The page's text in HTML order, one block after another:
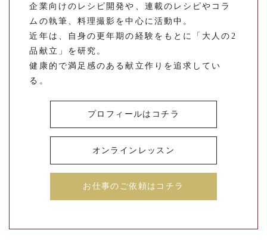
企業向けのレシピ開発や、連載のレシピやコラ
ムの執筆、料理撮影を中心に活動中。
近年は、自身の更年期の経験をもとに「大人の2
品献立」を研究。
健康的で満足感のある献立作りを追求してい
る。
プロフィールはコチラ
オンラインレッスン
お仕事のご依頼はコチラ